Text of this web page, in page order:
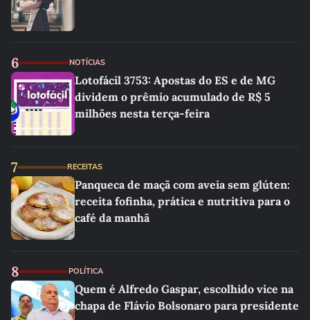
6 NOTÍCIAS
Lotofácil 3753: Apostas do ES e de MG
dividem o prêmio acumulado de R$ 5
milhões nesta terça-feira
7 RECEITAS
Panqueca de maçã com aveia sem glúten:
receita fofinha, prática e nutritiva para o
café da manhã
8 POLÍTICA
Quem é Alfredo Gaspar, escolhido vice na
chapa de Flávio Bolsonaro para presidente